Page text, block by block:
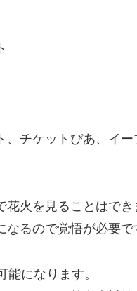
、チケットぴあ、イ
火を見ることはでき
るので覚悟が必要で
になります。